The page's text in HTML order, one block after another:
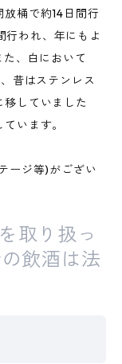
桶で約14日間行
行われ、年にもよ
、白において
昔はステンレス
していました
います。
ージ等)がござい
取り扱っ
飲酒は法